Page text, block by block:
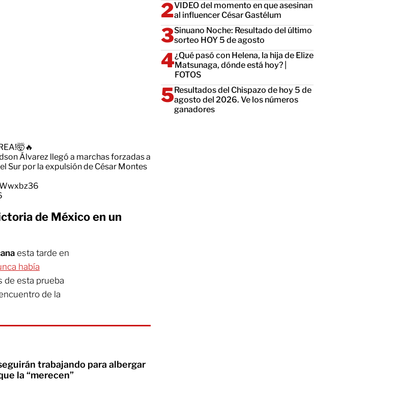
Álvarez llegó a marchas forzadas a
Sur por la expulsión de César Montes
de México en un
esta tarde en
había
de esta prueba
de la
trabajando para albergar
la “merecen”
VIDEO del momento en que asesinan
al influencer César Gastélum
Sinuano Noche: Resultado del último
sorteo HOY 5 de agosto
¿Qué pasó con Helena, la hija de Elize
Matsunaga, dónde está hoy? |
FOTOS
Resultados del Chispazo de hoy 5 de
agosto del 2026. Ve los números
ganadores